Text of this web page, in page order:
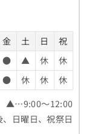
金 土 日
祝
● ▲ 休
休
● 休 休
休
▲…9:00～12:00
日曜日、祝祭日